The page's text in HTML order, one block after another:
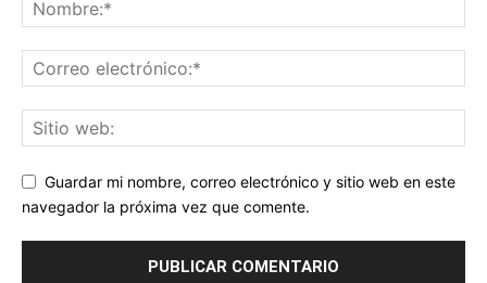
Guardar mi nombre, correo electrónico y sitio web en este
navegador la próxima vez que comente.